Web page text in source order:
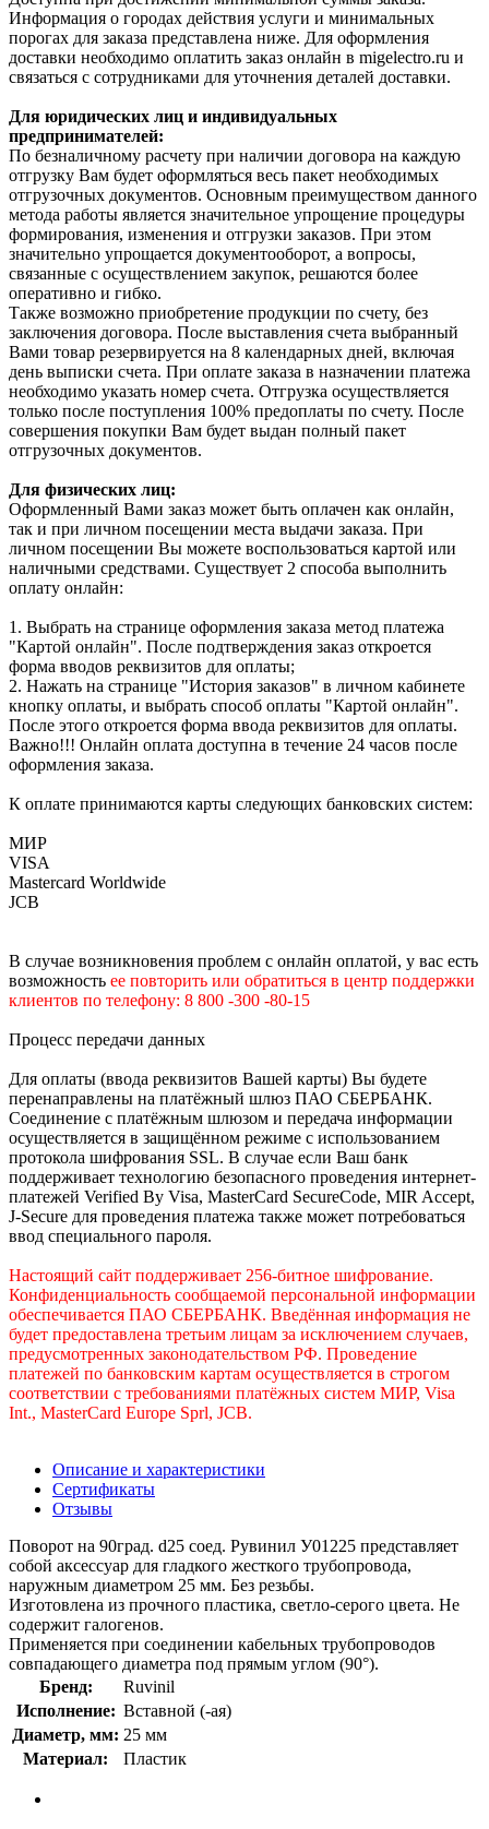
Информация о городах действия услуги и минимальных
порогах для заказа представлена ниже. Для оформления
доставки необходимо оплатить заказ онлайн в migelectro.ru и
связаться с сотрудниками для уточнения деталей доставки.
Для юридических лиц и индивидуальных
предпринимателей:
По безналичному расчету при наличии договора на каждую
отгрузку Вам будет оформляться весь пакет необходимых
отгрузочных документов. Основным преимуществом данного
метода работы является значительное упрощение процедуры
формирования, изменения и отгрузки заказов. При этом
значительно упрощается документооборот, а вопросы,
связанные с осуществлением закупок, решаются более
оперативно и гибко.
Также возможно приобретение продукции по счету, без
заключения договора. После выставления счета выбранный
Вами товар резервируется на 8 календарных дней, включая
день выписки счета. При оплате заказа в назначении платежа
необходимо указать номер счета. Отгрузка осуществляется
только после поступления 100% предоплаты по счету. После
совершения покупки Вам будет выдан полный пакет
отгрузочных документов.
Для физических лиц:
Оформленный Вами заказ может быть оплачен как онлайн,
так и при личном посещении места выдачи заказа. При
личном посещении Вы можете воспользоваться картой или
наличными средствами. Существует 2 способа выполнить
оплату онлайн:
1. Выбрать на странице оформления заказа метод платежа
"Картой онлайн". После подтверждения заказ откроется
форма вводов реквизитов для оплаты;
2. Нажать на странице "История заказов" в личном кабинете
кнопку оплаты, и выбрать способ оплаты "Картой онлайн".
После этого откроется форма ввода реквизитов для оплаты.
Важно!!! Онлайн оплата доступна в течение 24 часов после
оформления заказа.
К оплате принимаются карты следующих банковских систем:
МИР
VISA
Mastercard Worldwide
JCB
В случае возникновения проблем с онлайн оплатой, у вас есть
возможность ее повторить или обратиться в центр поддержки
клиентов по телефону: 8 800 -300 -80-15
Процесс передачи данных
Для оплаты (ввода реквизитов Вашей карты) Вы будете
перенаправлены на платёжный шлюз ПАО СБЕРБАНК.
Соединение с платёжным шлюзом и передача информации
осуществляется в защищённом режиме с использованием
протокола шифрования SSL. В случае если Ваш банк
поддерживает технологию безопасного проведения интернет-
платежей Verified By Visa, MasterCard SecureCode, MIR Accept,
J-Secure для проведения платежа также может потребоваться
ввод специального пароля.
Настоящий сайт поддерживает 256-битное шифрование.
Конфиденциальность сообщаемой персональной информации
обеспечивается ПАО СБЕРБАНК. Введённая информация не
будет предоставлена третьим лицам за исключением случаев,
предусмотренных законодательством РФ. Проведение
платежей по банковским картам осуществляется в строгом
соответствии с требованиями платёжных систем МИР, Visa
Int., MasterCard Europe Sprl, JCB.
Описание и характеристики
Сертификаты
Отзывы
Поворот на 90град. d25 соед. Рувинил У01225 представляет
собой аксессуар для гладкого жесткого трубопровода,
наружным диаметром 25 мм. Без резьбы.
Изготовлена из прочного пластика, светло-серого цвета. Не
содержит галогенов.
Применяется при соединении кабельных трубопроводов
совпадающего диаметра под прямым углом (90°).
Бренд:
Ruvinil
Исполнение: Вставной (-ая)
Диаметр, мм: 25 мм
Материал:
Пластик